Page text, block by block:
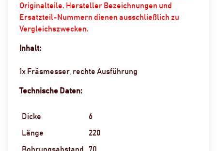
Originalteile. Hersteller Bezeichnungen und
Ersatzteil-Nummern dienen ausschließlich zu
Vergleichszwecken.
Inhalt:
1x Fräsmesser, rechte Ausführung
Technische Daten:
Dicke 6
Länge 220
Bohrungsabstand 70